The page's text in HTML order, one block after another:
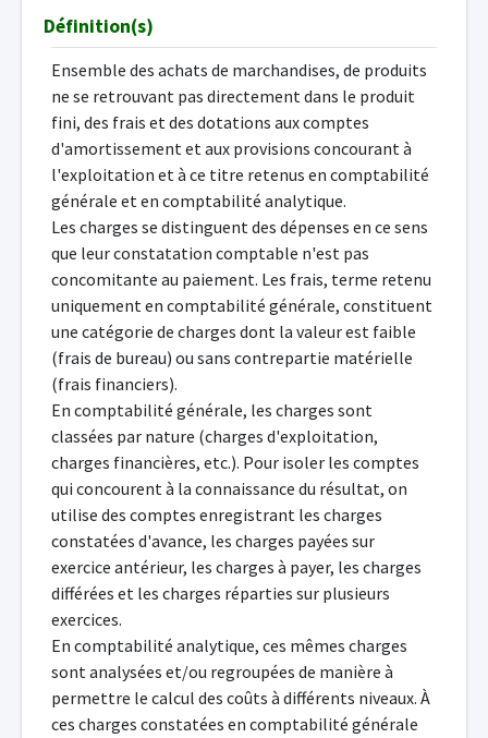
Définition(s)
Ensemble des achats de marchandises, de produits
ne se retrouvant pas directement dans le produit
fini, des frais et des dotations aux comptes
d'amortissement et aux provisions concourant à
l'exploitation et à ce titre retenus en comptabilité
générale et en comptabilité analytique.
Les charges se distinguent des dépenses en ce sens
que leur constatation comptable n'est pas
concomitante au paiement. Les frais, terme retenu
uniquement en comptabilité générale, constituent
une catégorie de charges dont la valeur est faible
(frais de bureau) ou sans contrepartie matérielle
(frais financiers).
En comptabilité générale, les charges sont
classées par nature (charges d'exploitation,
charges financières, etc.). Pour isoler les comptes
qui concourent à la connaissance du résultat, on
utilise des comptes enregistrant les charges
constatées d'avance, les charges payées sur
exercice antérieur, les charges à payer, les charges
différées et les charges réparties sur plusieurs
exercices.
En comptabilité analytique, ces mêmes charges
sont analysées et/ou regroupées de manière à
permettre le calcul des coûts à différents niveaux. À
ces charges constatées en comptabilité générale